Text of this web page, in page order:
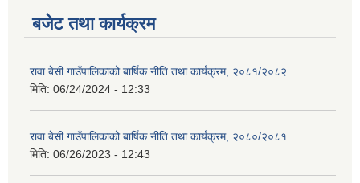
बजेट तथा कार्यक्रम
रावा बेसी गाउँपालिकाको बार्षिक नीति तथा कार्यक्रम, २०८१/२०८२
मिति: 06/24/2024 - 12:33
रावा बेसी गाउँपालिकाको बार्षिक नीति तथा कार्यक्रम, २०८०/२०८१
मिति: 06/26/2023 - 12:43